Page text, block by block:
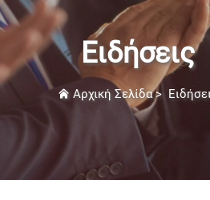
Ειδήσεις
Αρχική Σελίδα>